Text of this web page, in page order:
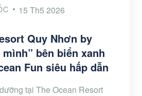
15 Th5 2026
Quy Nhơn by
bên biển xanh
Fun siêu hấp dẫn
tại The Ocean Resort